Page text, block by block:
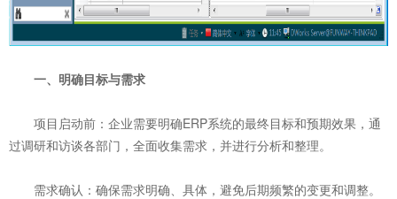
一、明确目标与需求
‌项目启动前‌：企业需要明确ERP系统的最终目标和预期效果，通
过调研和访谈各部门，全面收集需求，并进行分析和整理。
‌需求确认‌：确保需求明确、具体，避免后期频繁的变更和调整。